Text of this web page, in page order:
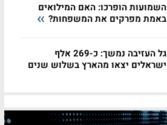
השמועות הופרכו: האם המילואים
באמת מפרקים את המשפחות?
גל העזיבה נמשך: כ-269 אלף
ישראלים יצאו מהארץ בשלוש שנים